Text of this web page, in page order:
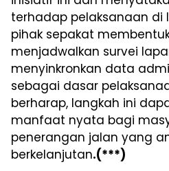
terhadap pelaksanaan di
pihak sepakat
menjadwalkan survei
menyinkronkan data
sebagai dasar
berharap, langkah ini
manfaat nyata bagi
penerangan jalan yang
berkelanjutan.(***)